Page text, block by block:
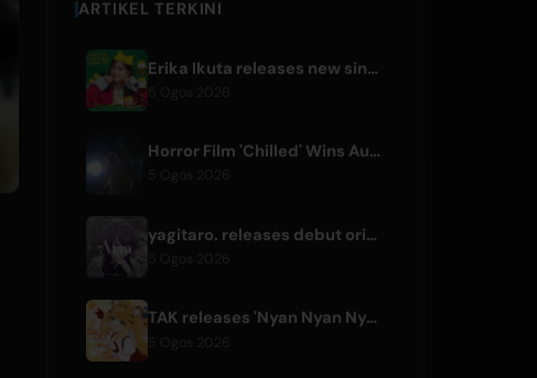
ARTIKEL TERKINI
Erika Ikuta releases new single 'Nyantokanyaruru' for children's book 'Fumikiri Neko'
5 Ogos 2026
Horror Film 'Chilled' Wins Audience Award at Fantasia Festival
yagitaro. releases debut original single 'Aria.' with Suda Keina
TAK releases 'Nyan Nyan Nya Chunya' featuring Kotoha for Zenless Zone Zero
5 Ogos 2026